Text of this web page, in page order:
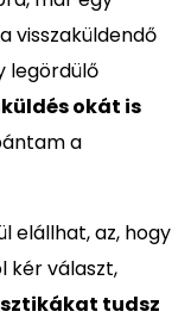
visszaküldendő
legördülő
okát is
a
elállhat, az, hogy
kér választ,
tudsz